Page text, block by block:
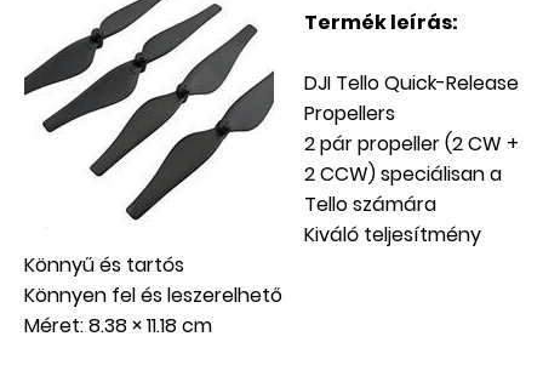
Termék leírás:
DJI Tello Quick-Release
Propellers
2 pár propeller (2 CW +
2 CCW) speciálisan a
Tello számára
Kiváló teljesítmény
Könnyű és tartós
Könnyen fel és leszerelhető
Méret: 8.38 × 11.18 cm